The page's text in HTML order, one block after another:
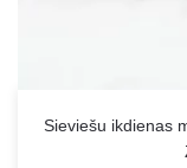
Sieviešu ikdienas